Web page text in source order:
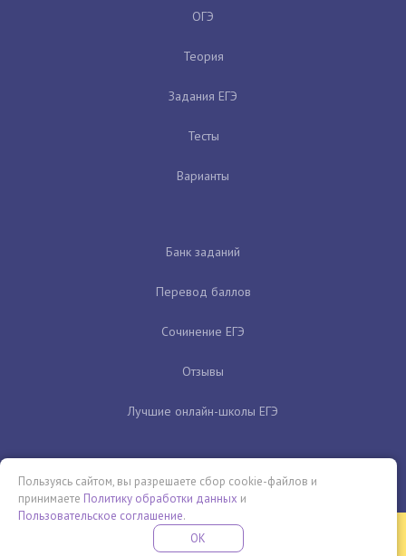
ОГЭ
Теория
Задания ЕГЭ
Тесты
Варианты
Банк заданий
Перевод баллов
Сочинение ЕГЭ
Отзывы
Лучшие онлайн-школы ЕГЭ
Бесплатная летняя школа
ПРОВЕДИ ЭТО ЛЕТО С ПОЛЬЗОЙ
Пользуясь сайтом, вы разрешаете сбор cookie-файлов и
принимаете Политику обработки данных и
Пользовательское соглашение.
OK